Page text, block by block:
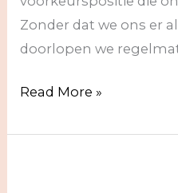
Zonder dat we ons er
doorlopen we
De
–
Read More »